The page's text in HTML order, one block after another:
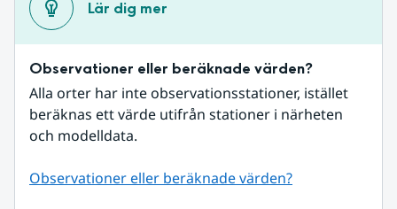
Lär dig mer
Observationer eller beräknade värden?
Alla orter har inte observationsstationer, istället
beräknas ett värde utifrån stationer i närheten
och modelldata.
Observationer eller beräknade värden?